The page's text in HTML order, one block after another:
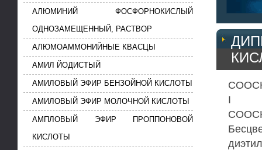
I
АЛЮМИНИЙ ФОСФОРНОКИСЛЫЙ
ОДНОЗАМЕЩЕННЫЙ, РАСТВОР
АЛЮМОАММОНИЙНЫЕ КВАСЦЫ
АМИЛ ЙОДИСТЫЙ
АМИЛОВЫЙ ЭФИР БЕНЗОЙНОЙ КИСЛОТЫ
АМИЛОВЫЙ ЭФИР МОЛОЧНОЙ КИСЛОТЫ
АМПЛОВЫЙ ЭФИР ПРОППОНОВОЙ
КИСЛОТЫ